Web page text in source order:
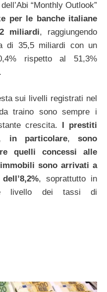
“Monthly Outlook”
per le banche italiane
miliardi, raggiungendo
di 35,5 miliardi con un
rispetto al 51,3%
sui livelli registrati nel
traino sono sempre i
crescita. I prestiti
in particolare,sono
quelli concessi alle
sono arrivati a
, soprattutto in
livello dei tassi di